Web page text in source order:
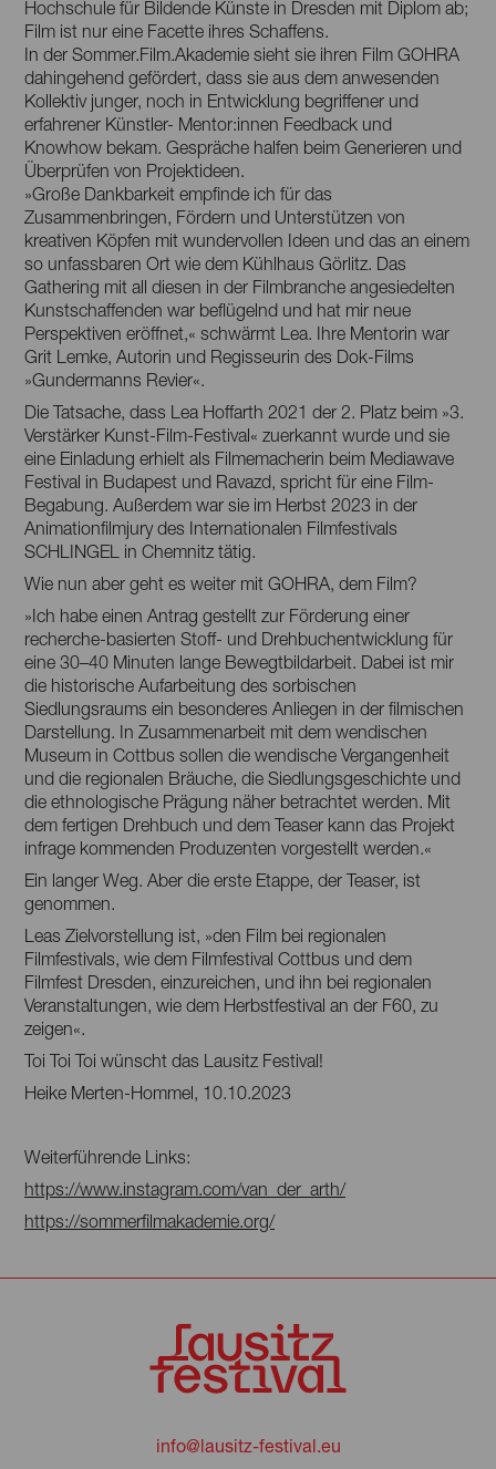
Hochschule für Bildende Künste in Dresden mit Diplom ab;
Film ist nur eine Facette ihres Schaffens.
In der Sommer.Film.Akademie sieht sie ihren Film GOHRA
dahingehend gefördert, dass sie aus dem anwesenden
Kollektiv junger, noch in Entwicklung begriffener und
erfahrener Künstler- Mentor:innen Feedback und
Knowhow bekam. Gespräche halfen beim Generieren und
Überprüfen von Projektideen.
»Große Dankbarkeit empfinde ich für das
Zusammenbringen, Fördern und Unterstützen von
kreativen Köpfen mit wundervollen Ideen und das an einem
so unfassbaren Ort wie dem Kühlhaus Görlitz. Das
Gathering mit all diesen in der Filmbranche angesiedelten
Kunstschaffenden war beflügelnd und hat mir neue
Perspektiven eröffnet,« schwärmt Lea. Ihre Mentorin war
Grit Lemke, Autorin und Regisseurin des Dok-Films
»Gundermanns Revier«.
Die Tatsache, dass Lea Hoffarth 2021 der 2. Platz beim »3.
Verstärker Kunst-Film-Festival« zuerkannt wurde und sie
eine Einladung erhielt als Filmemacherin beim Mediawave
Festival in Budapest und Ravazd, spricht für eine Film-
Begabung. Außerdem war sie im Herbst 2023 in der
Animationfilmjury des Internationalen Filmfestivals
SCHLINGEL in Chemnitz tätig.
Wie nun aber geht es weiter mit GOHRA, dem Film?
»Ich habe einen Antrag gestellt zur Förderung einer
recherche-basierten Stoff- und Drehbuchentwicklung für
eine 30–40 Minuten lange Bewegtbildarbeit. Dabei ist mir
die historische Aufarbeitung des sorbischen
Siedlungsraums ein besonderes Anliegen in der filmischen
Darstellung. In Zusammenarbeit mit dem wendischen
Museum in Cottbus sollen die wendische Vergangenheit
und die regionalen Bräuche, die Siedlungsgeschichte und
die ethnologische Prägung näher betrachtet werden. Mit
dem fertigen Drehbuch und dem Teaser kann das Projekt
infrage kommenden Produzenten vorgestellt werden.«
Ein langer Weg. Aber die erste Etappe, der Teaser, ist
genommen.
Leas Zielvorstellung ist, »den Film bei regionalen
Filmfestivals, wie dem Filmfestival Cottbus und dem
Filmfest Dresden, einzureichen, und ihn bei regionalen
Veranstaltungen, wie dem Herbstfestival an der F60, zu
zeigen«.
Toi Toi Toi wünscht das Lausitz Festival!
Heike Merten-Hommel, 10.10.2023
Weiterführende Links:
https://www.instagram.com/van_der_arth/
https://sommerfilmakademie.org/
info@lausitz-festival.eu